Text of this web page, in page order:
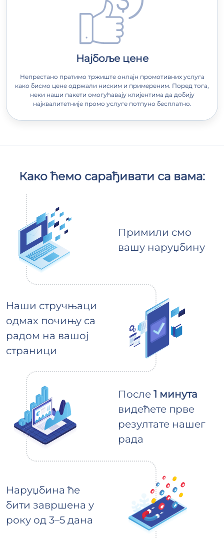
Најбоље цене
Непрестано пратимо тржиште онлајн промотивних услуга
како бисмо цене одржали ниским и примереним. Поред тога,
неки наши пакети омогућавају клијентима да добију
најквалитетније промо услуге потпуно бесплатно.
Како ћемо сарађивати са вама:
Примили смо
вашу наруџбину
Наши стручњаци
одмах почињу са
радом на вашој
страници
После 1 минута
видећете прве
резултате нашег
рада
Наруџбина ће
бити завршена у
року од 3–5 дана